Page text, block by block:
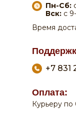
+7 831
Пн-Сб:
Вск: с
Время
Курьеру по
Оплата: